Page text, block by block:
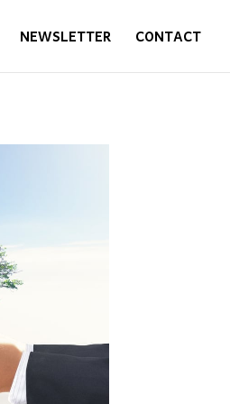
NEWSLETTER CONTACT